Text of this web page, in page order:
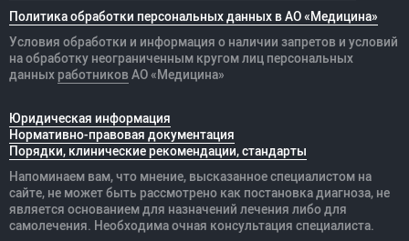
Политика обработки персональных данных в АО «Медицина»
Условия обработки и информация о наличии запретов и условий
на обработку неограниченным кругом лиц персональных
данных работников АО «Медицина»
Юридическая информация
Нормативно-правовая документация
Порядки, клинические рекомендации, стандарты
Напоминаем вам, что мнение, высказанное специалистом на
сайте, не может быть рассмотрено как постановка диагноза, не
является основанием для назначений лечения либо для
самолечения. Необходима очная консультация специалиста.